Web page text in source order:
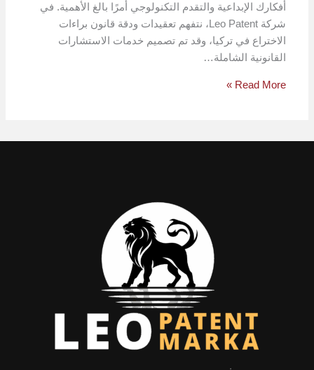
أفكارك الإبداعية والتقدم التكنولوجي أمرًا بالغ الأهمية. في
شركة Leo Patent، نتفهم تعقيدات ودقة قانون براءات
الاختراع في تركيا، وقد تم تصميم خدمات الاستشارات
القانونية الشاملة…
Read More »